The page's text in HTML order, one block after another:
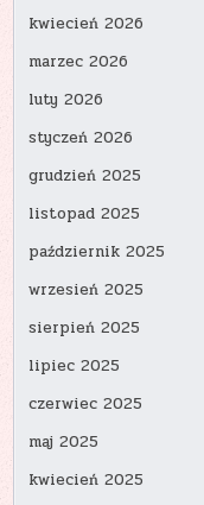
kwiecień 2026
marzec 2026
luty 2026
styczeń 2026
grudzień 2025
listopad 2025
październik 2025
wrzesień 2025
sierpień 2025
lipiec 2025
czerwiec 2025
maj 2025
kwiecień 2025